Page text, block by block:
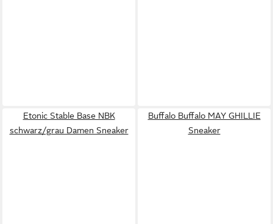
Etonic Stable Base NBK
schwarz/grau Damen Sneaker
Buffalo Buffalo MAY GHILLIE
Sneaker